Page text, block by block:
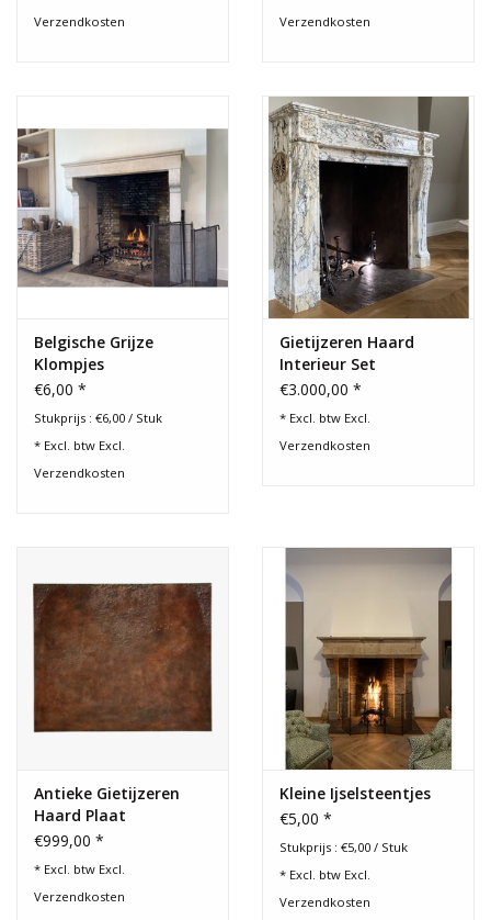
mooie haardplaat beschermt de haardwand, weerkaatst de
Verzendkosten
Verzendkosten
Belgische Grijze
Klompjes
€6,00 *
Stukprijs : €6,00 / Stuk
* Excl. btw Excl.
Verzendkosten
Gietijzeren Haard
Interieur Set
€3.000,00 *
* Excl. btw Excl.
Verzendkosten
Antieke Gietijzeren
Haard Plaat
€999,00 *
* Excl. btw Excl.
Verzendkosten
Kleine Ijselsteentjes
€5,00 *
Stukprijs : €5,00 / Stuk
* Excl. btw Excl.
Verzendkosten